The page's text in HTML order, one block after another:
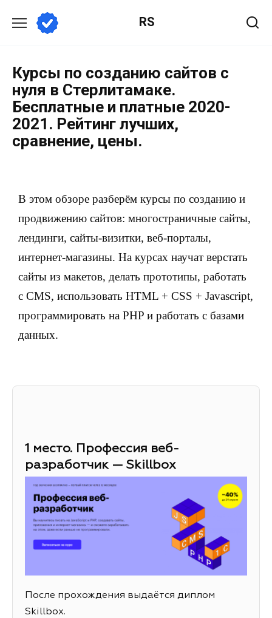
RS
Курсы по созданию сайтов с
нуля в Стерлитамаке.
Бесплатные и платные 2020-
2021. Рейтинг лучших,
сравнение, цены.
В этом обзоре разберём курсы по созданию и
продвижению сайтов: многостраничные сайты,
лендинги, сайты-визитки, веб-порталы,
интернет-магазины. На курсах научат верстать
сайты из макетов, делать прототипы, работать
с CMS, использовать HTML + CSS + Javascript,
программировать на PHP и работать с базами
данных.
1 место. Профессия веб-
разработчик — Skillbox
После прохождения выдаётся диплом
Skillbox.